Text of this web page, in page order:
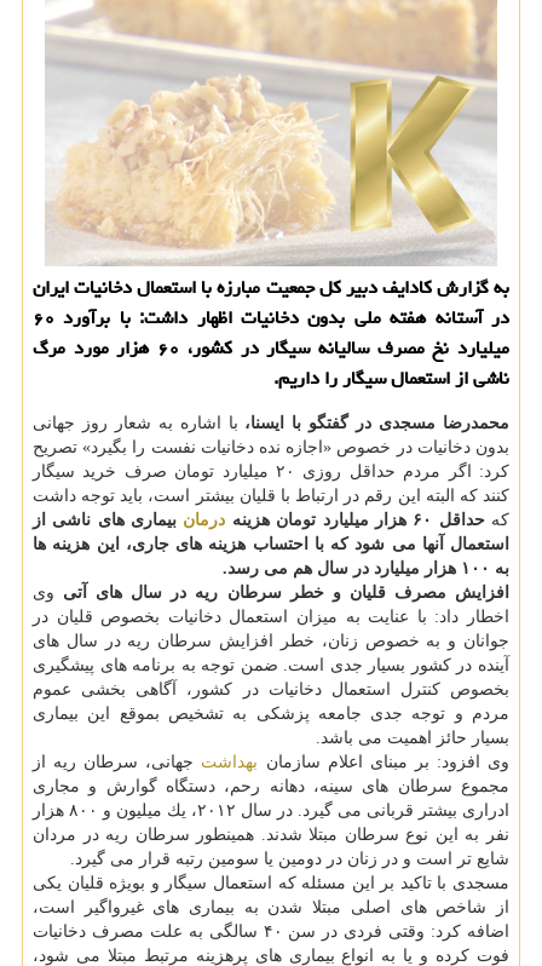
به گزارش كادایف دبیر كل جمعیت مبارزه با استعمال دخانیات ایران
در آستانه هفته ملی بدون دخانیات اظهار داشت: با برآورد ۶۰
میلیارد نخ مصرف سالیانه سیگار در كشور، ۶۰ هزار مورد مرگ
ناشی از استعمال سیگار را داریم.
محمدرضا مسجدی در گفتگو با ایسنا، با اشاره به شعار روز جهانی
بدون دخانیات در خصوص «اجازه نده دخانیات نفست را بگیرد» تصریح
كرد: اگر مردم حداقل روزی ۲۰ میلیارد تومان صرف خرید سیگار
كنند كه البته این رقم در ارتباط با قلیان بیشتر است، باید توجه داشت
كهحداقل ۶۰ هزار میلیارد تومان هزینه درمان بیماری های ناشی از
استعمال آنها می شود كه با احتساب هزینه های جاری، این هزینه ها
به ۱۰۰ هزار میلیارد در سال هم می رسد.
افزایش مصرف قلیان و خطر سرطان ریه در سال های آتی وی
اخطار داد: با عنایت به میزان استعمال دخانیات بخصوص قلیان در
جوانان و به خصوص زنان، خطر افزایش سرطان ریه در سال های
آینده در كشور بسیار جدی است. ضمن توجه به برنامه های پیشگیری
بخصوص كنترل استعمال دخانیات در كشور، آگاهی بخشی عموم
مردم و توجه جدی جامعه پزشكی به تشخیص بموقع این بیماری
بسیار حائز اهمیت می باشد.
وی افزود: بر مبنای اعلام سازمان بهداشت جهانی، سرطان ریه از
مجموع سرطان های سینه، دهانه رحم، دستگاه گوارش و مجاری
ادراری بیشتر قربانی می گیرد. در سال ۲۰۱۲، یك میلیون و ۸۰۰ هزار
نفر به این نوع سرطان مبتلا شدند. همینطور سرطان ریه در مردان
شایع تر است و در زنان در دومین یا سومین رتبه قرار می گیرد.
مسجدی با تاكید بر این مسئله كه استعمال سیگار و بویژه قلیان یكی
از شاخص های اصلی مبتلا شدن به بیماری های غیرواگیر است،
اضافه كرد: وقتی فردی در سن ۴۰ سالگی به علت مصرف دخانیات
فوت كرده و یا به انواع بیماری های پرهزینه مرتبط مبتلا می شود،